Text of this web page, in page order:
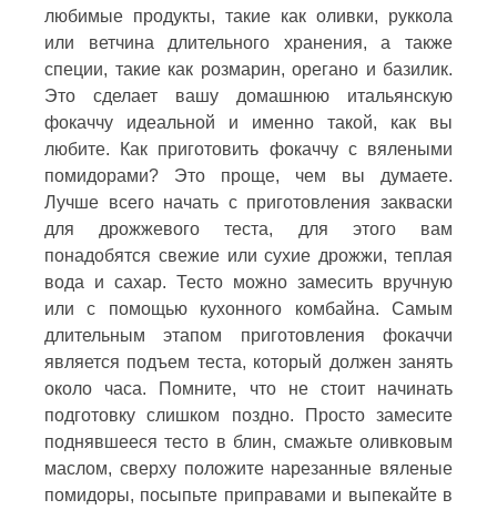
любимые продукты, такие как оливки, руккола
или ветчина длительного хранения, а также
специи, такие как розмарин, орегано и базилик.
Это сделает вашу домашнюю итальянскую
фокаччу идеальной и именно такой, как вы
любите. Как приготовить фокаччу с вялеными
помидорами? Это проще, чем вы думаете.
Лучше всего начать с приготовления закваски
для дрожжевого теста, для этого вам
понадобятся свежие или сухие дрожжи, теплая
вода и сахар. Тесто можно замесить вручную
или с помощью кухонного комбайна. Самым
длительным этапом приготовления фокаччи
является подъем теста, который должен занять
около часа. Помните, что не стоит начинать
подготовку слишком поздно. Просто замесите
поднявшееся тесто в блин, смажьте оливковым
маслом, сверху положите нарезанные вяленые
помидоры, посыпьте приправами и выпекайте в